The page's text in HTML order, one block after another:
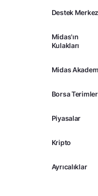
Destek
Midas'ın
Kulakları
Midas
Borsa
Piyasalar
Kripto
Ayrıcalıklar